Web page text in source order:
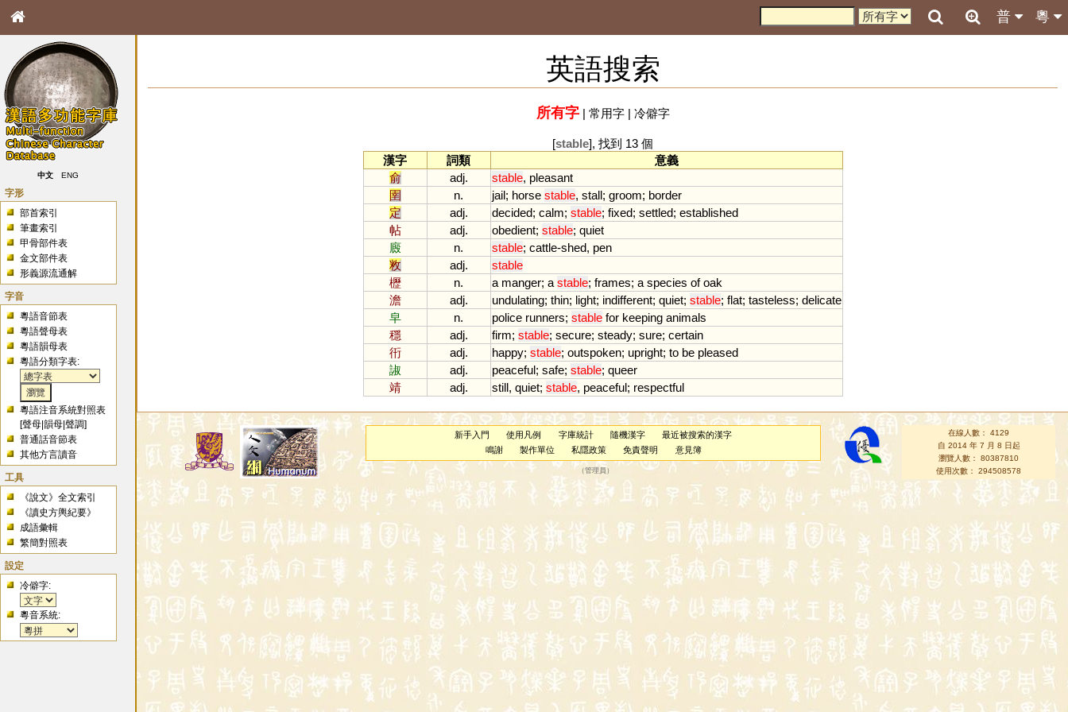
粵
普
中文 ENG
字形
部首索引
筆畫索引
甲骨部件表
金文部件表
形義源流通解
字音
粵語音節表
粵語聲母表
粵語韻母表
粵語分類字表:
粵語注音系統對照表
[聲母 |韻母 |聲調]
普通話音節表
其他方言讀音
工具
《說文》全文索引
《讀史方輿紀要》
成語彙輯
繁簡對照表
設定
冷僻字:
粵音系統:
英語搜索
所有字| 常用字| 冷僻字
[stable], 找到 13 個
漢字
詞類
意義
俞
adj. stable, pleasant
圉
n. jail; horse stable, stall; groom; border
定
adj. decided; calm; stable; fixed; settled; established
帖
adj. obedient; stable; quiet
廄
n. stable; cattle-shed, pen
敉
adj.
stable
櫪
n. a manger; a stable; frames; a species of oak
澹
adj. undulating; thin; light; indifferent; quiet; stable; flat; tasteless; delicate
皁
n. police runners; stable for keeping animals
穩
adj. firm; stable; secure; steady; sure; certain
衎
adj. happy; stable; outspoken; upright; to be pleased
諔
adj. peaceful; safe; stable; queer
靖
adj. still, quiet; stable, peaceful; respectful
新手入門 使用凡例 字庫統計 隨機漢字
最近被搜索的漢字
鳴謝
製作單位 私隱政策 免責聲明 意見簿
（管理員 ）
在線人數： 4129
自 2014 年 7 月 8 日起
瀏覽人數： 80387810
使用次數： 294508578